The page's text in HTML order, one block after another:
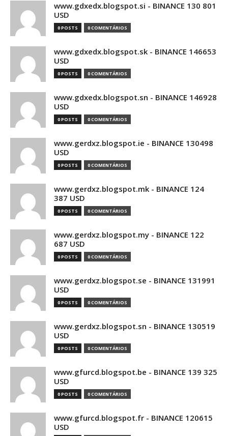
www.gdxedx.blogspot.si - BINANCE 130 801
USD
0 POSTS 0 COMENTÁRIOS
www.gdxedx.blogspot.sk - BINANCE 146653
USD
0 POSTS 0 COMENTÁRIOS
www.gdxedx.blogspot.sn - BINANCE 146928
USD
0 POSTS 0 COMENTÁRIOS
www.gerdxz.blogspot.ie - BINANCE 130498
USD
0 POSTS 0 COMENTÁRIOS
www.gerdxz.blogspot.mk - BINANCE 124
387 USD
0 POSTS 0 COMENTÁRIOS
www.gerdxz.blogspot.my - BINANCE 122
687 USD
0 POSTS 0 COMENTÁRIOS
www.gerdxz.blogspot.se - BINANCE 131991
USD
0 POSTS 0 COMENTÁRIOS
www.gerdxz.blogspot.sn - BINANCE 130519
USD
0 POSTS 0 COMENTÁRIOS
www.gfurcd.blogspot.be - BINANCE 139 325
USD
0 POSTS 0 COMENTÁRIOS
www.gfurcd.blogspot.fr - BINANCE 120615
USD